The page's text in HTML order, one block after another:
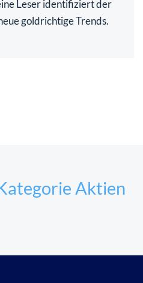
Leser identifiziert der
goldrichtige Trends.
Aktien